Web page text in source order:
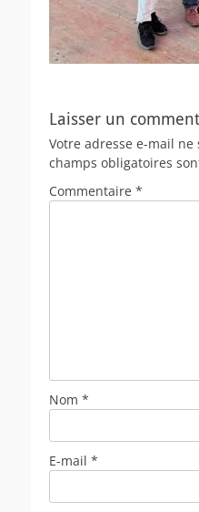
Laisser un
Votre adresse e-mail
champs obligatoires
Commentaire *
Nom *
E-mail *